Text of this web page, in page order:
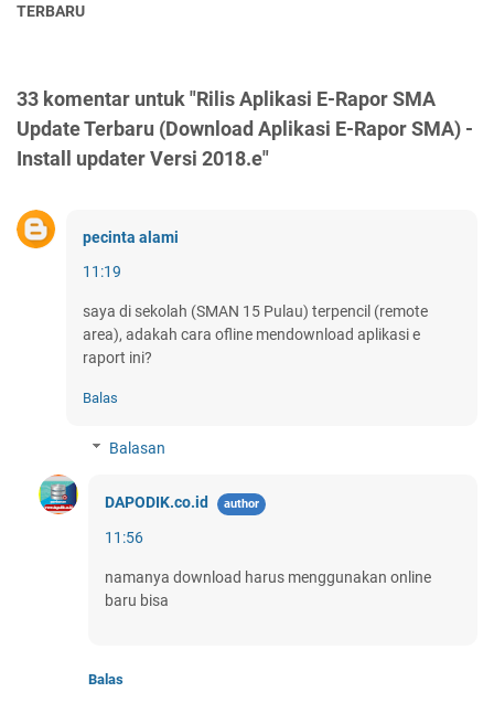
TERBARU
33 komentar untuk "Rilis Aplikasi E-Rapor SMA
Update Terbaru (Download Aplikasi E-Rapor SMA) -
Install updater Versi 2018.e"
pecinta alami
11:19
saya di sekolah (SMAN 15 Pulau) terpencil (remote
area), adakah cara ofline mendownload aplikasi e
raport ini?
Balas
Balasan
DAPODIK.co.id
11:56
namanya download harus menggunakan online
baru bisa
Balas